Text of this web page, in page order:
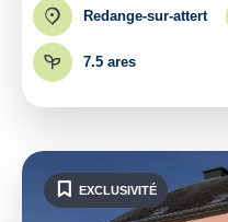
Redange-sur-attert
7.5 ares
EXCLUSIVITÉ